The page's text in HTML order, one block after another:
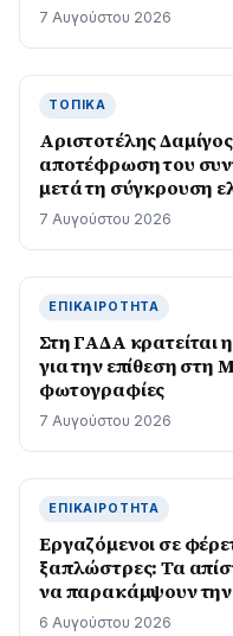
7 Αυγούστου 2026
ΤΟΠΙΚΆ
Αριστοτέλης
αποτέφρωση του
μετά τη σύγκρουση
7 Αυγούστου 2026
ΕΠΙΚΑΙΡΌΤΗΤΑ
Στη ΓΑΔΑ κρατείται
για την επίθεση στη
φωτογραφίες
7 Αυγούστου 2026
ΕΠΙΚΑΙΡΌΤΗΤΑ
Εργαζόμενοι σε
ξαπλώστρες: Τα
να παρακάμψουν
6 Αυγούστου 2026